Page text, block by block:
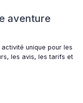
aventure
unique pour les
les avis, les tarifs et